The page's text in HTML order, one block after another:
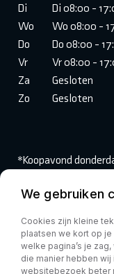
Di
Di 08:00 -
Wo
Wo 08:00 -
Do
Do 08:00 -
Vr
Vr 08:00 -
Za
Gesloten
Zo
Gesloten
*Koopavond
Volg ons:
We gebruiken
Cookies zijn kleine
plaatsen we kort op
welke pagina’s je
die manier hebben
websitebezoek beter